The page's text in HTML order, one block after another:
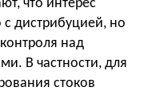
что интерес
с дистрибуцией, но
над
В частности, для
стоков